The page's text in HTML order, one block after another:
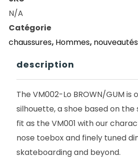
RESORT
AB
VM0001
SUEDE
LO
BROWN/GUM
N/A
Catégorie
chaussures, Hommes, nouveautés
description
The VM002-Lo BROWN/GUM is
silhouette, a shoe based on the
fit as the VM001 with our
nose toebox and finely tuned
skateboarding and beyond.